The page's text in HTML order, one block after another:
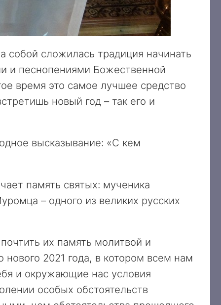
сложилась традиция начинать
и песнопениями Божественной
время это самое лучшее средство
новый год – так его и
высказывание: «С кем
память святых: мученика
– одного из великих русских
их память молитвой и
2021 года, в котором всем нам
и окружающие нас условия
особых обстоятельств